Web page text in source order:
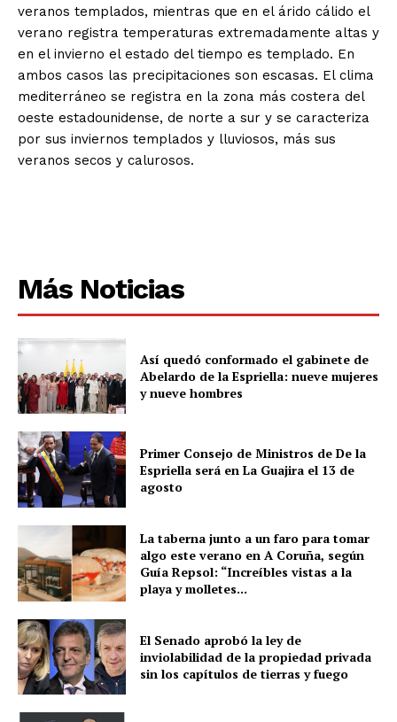
veranos templados, mientras que en el árido cálido el
verano registra temperaturas extremadamente altas y
en el invierno el estado del tiempo es templado. En
ambos casos las precipitaciones son escasas. El clima
mediterráneo se registra en la zona más costera del
oeste estadounidense, de norte a sur y se caracteriza
por sus inviernos templados y lluviosos, más sus
veranos secos y calurosos.
Más Noticias
Así quedó conformado el gabinete de
Abelardo de la Espriella: nueve mujeres
y nueve hombres
Primer Consejo de Ministros de De la
Espriella será en La Guajira el 13 de
agosto
La taberna junto a un faro para tomar
algo este verano en A Coruña, según
Guía Repsol: “Increíbles vistas a la
playa y molletes...
El Senado aprobó la ley de
inviolabilidad de la propiedad privada
sin los capítulos de tierras y fuego